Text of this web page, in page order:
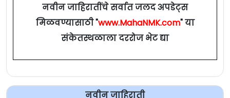
नवीन जाहिरातींचे सर्वात जलद अपडेट्स
मिळवण्यासाठी "www.MahaNMK.com" या
संकेतस्थळाला दररोज भेट द्या
नवीन जाहिराती